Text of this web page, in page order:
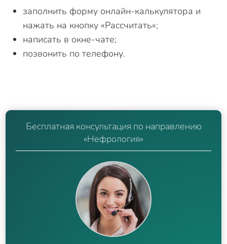
заполнить форму онлайн-калькулятора и
нажать на кнопку «Рассчитать»;
написать в окне-чате;
позвонить по телефону.
Бесплатная консультация по направлению
«Нефрология»